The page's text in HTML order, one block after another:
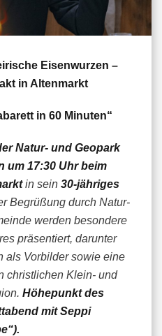
Eisenwurzen –
in Altenmarkt
in 60 Minuten“
Natur- und Geopark
um 17:30 Uhr beim
in sein 30-jähriges
Begrüßung durch Natur-
werden besondere
präsentiert, darunter
als Vorbilder sowie eine
christlichen Klein- und
Höhepunkt des
mit Seppi